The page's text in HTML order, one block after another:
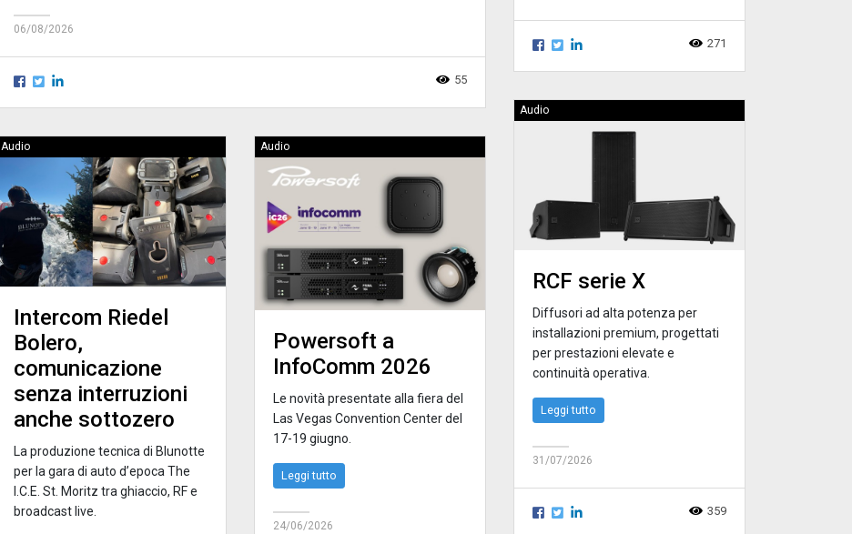
06/08/2026
55
271
Audio
RCF serie X
Diffusori ad alta potenza per
installazioni premium, progettati
per prestazioni elevate e
continuità operativa.
Leggi tutto
31/07/2026
359
Audio
Intercom Riedel
Bolero,
comunicazione
senza interruzioni
anche sottozero
La produzione tecnica di Blunotte
per la gara di auto d’epoca The
I.C.E. St. Moritz tra ghiaccio, RF e
broadcast live.
Audio
Powersoft a
InfoComm 2026
Le novità presentate alla fiera del
Las Vegas Convention Center del
17-19 giugno.
Leggi tutto
24/06/2026